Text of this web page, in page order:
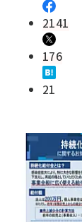
2141
176
21